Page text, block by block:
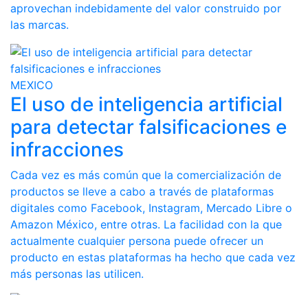
aprovechan indebidamente del valor construido por
las marcas.
MEXICO
El uso de inteligencia artificial
para detectar falsificaciones e
infracciones
Cada vez es más común que la comercialización de
productos se lleve a cabo a través de plataformas
digitales como Facebook, Instagram, Mercado Libre o
Amazon México, entre otras. La facilidad con la que
actualmente cualquier persona puede ofrecer un
producto en estas plataformas ha hecho que cada vez
más personas las utilicen.